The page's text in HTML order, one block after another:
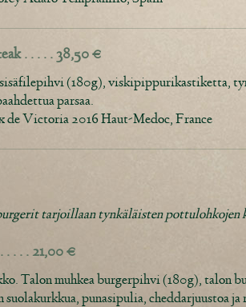
. . . . . 38,50 €
(180g), viskipippurikastiketta,
parsaa.
Victoria 2016 Haut-Medoc, France
tarjoillaan tynkäläisten pottulohkojen
. . . . 21,00 €
Talon muhkea burgerpihvi (180g), talon
punasipulia, cheddarjuustoa ja